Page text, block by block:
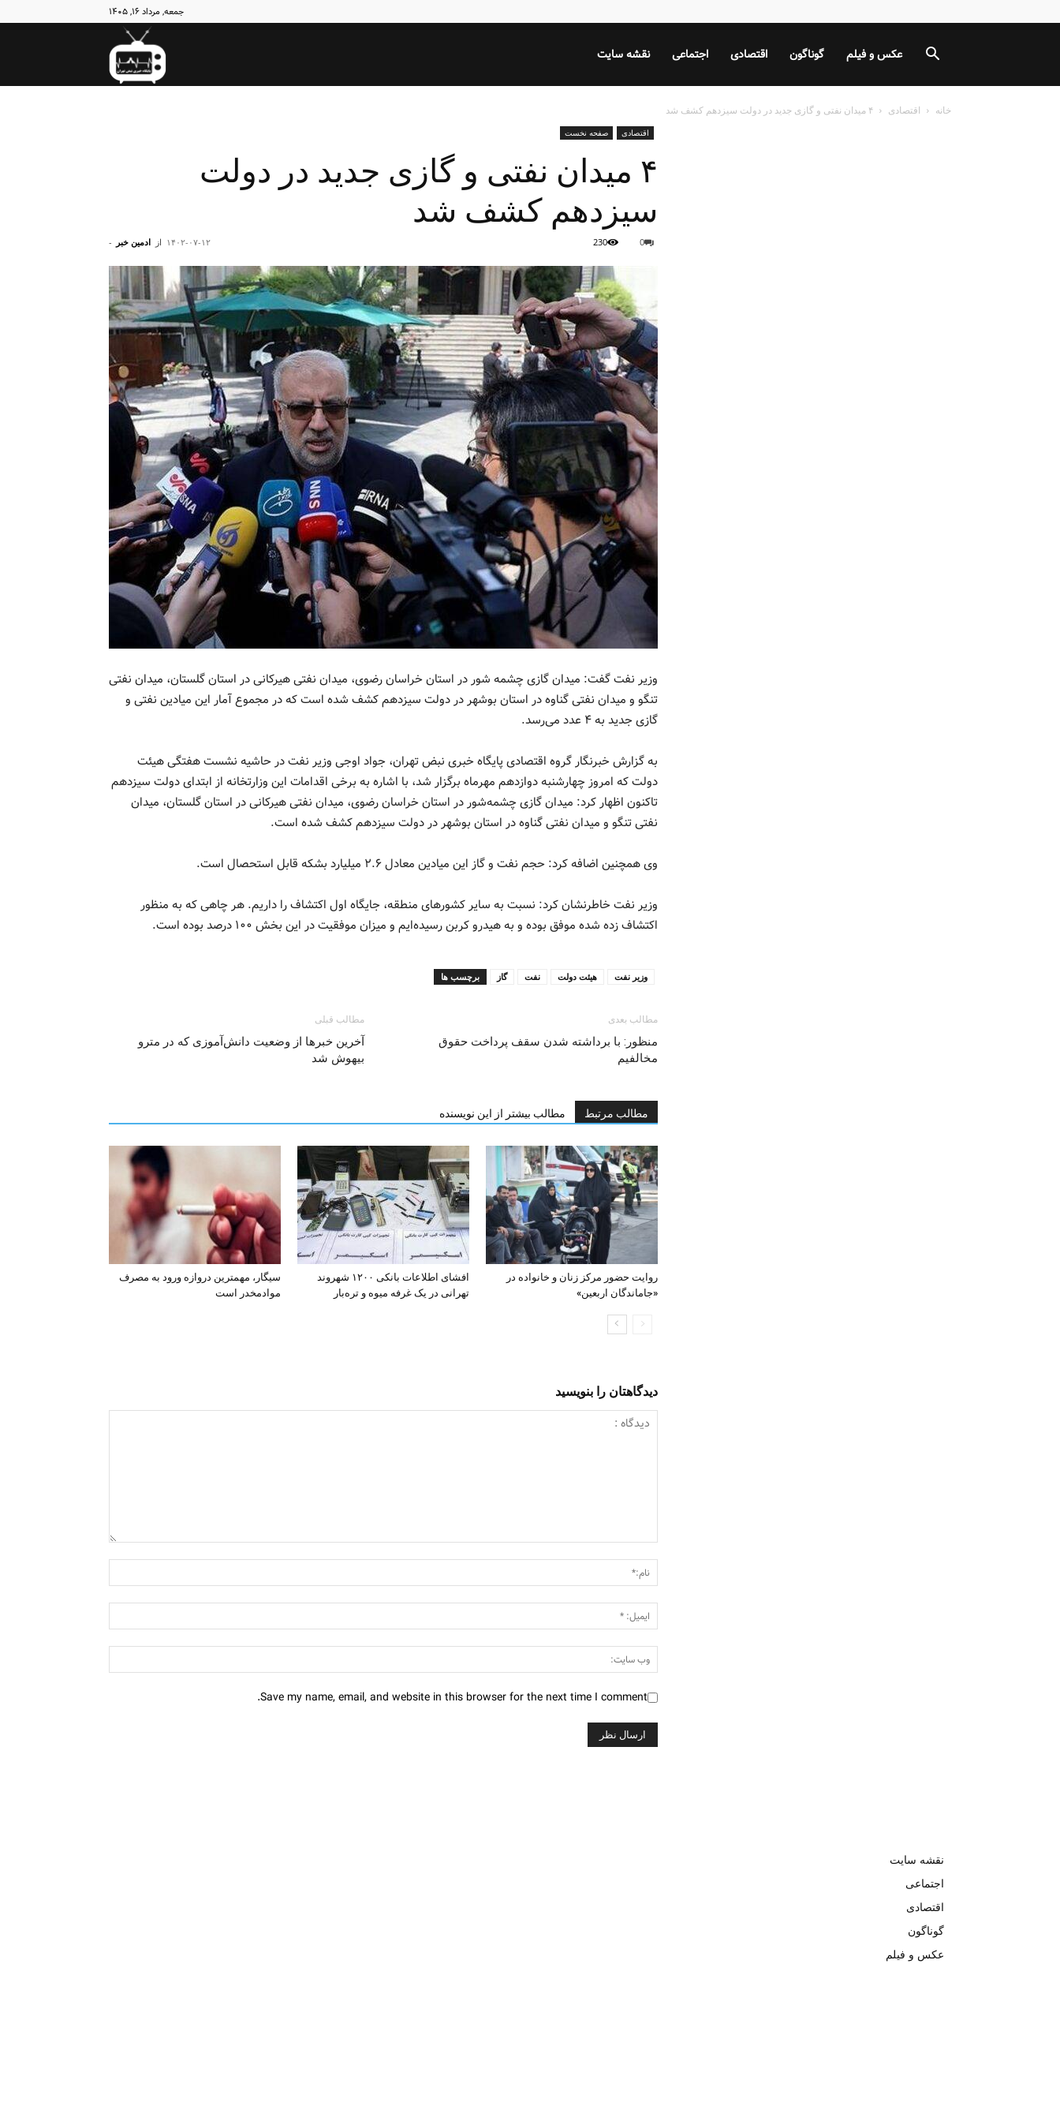
جمعه, مرداد ۱۶, ۱۴۰۵
نبض نقشه سایت اجتماعی اقتصادی گوناگون عکس و فیلم
خانه اقتصادی ۴ میدان نفتی و گازی جدید در دولت سیزدهم کشف شد
اقتصادی صفحه نخست
۴ میدان نفتی و گازی جدید در دولت
سیزدهم کشف شد
از ادمین خبر - ۱۴۰۲-۰۷-۱۲ 0
230
وزیر نفت گفت: میدان گازی چشمه‌ شور در استان خراسان رضوی، میدان نفتی هیرکانی در استان گلستان، میدان نفتی
تنگو و میدان نفتی گناوه در استان بوشهر در دولت سیزدهم کشف شده است که در مجموع آمار این میادین نفتی و
گازی جدید به ۴ عدد می‌رسد.
به گزارش خبرنگار گروه اقتصادی پایگاه خبری نبض تهران، جواد اوجی وزیر نفت در حاشیه نشست هفتگی هیئت
دولت که امروز چهارشنبه دوازدهم مهرماه برگزار شد، با اشاره به برخی اقدامات این وزارتخانه از ابتدای دولت سیزدهم
تاکنون اظهار کرد: میدان گازی چشمه‌شور در استان خراسان رضوی، میدان نفتی هیرکانی در استان گلستان، میدان
نفتی تنگو و میدان نفتی گناوه در استان بوشهر در دولت سیزدهم کشف شده است.
وی همچنین اضافه کرد: حجم نفت و گاز این میادین معادل ۲.۶ میلیارد بشکه قابل استحصال است.
وزیر نفت خاطرنشان کرد: نسبت به سایر کشورهای منطقه، جایگاه اول اکتشاف را داریم. هر چاهی که به منظور
اکتشاف زده شده موفق بوده و به هیدرو کربن رسیده‌ایم و میزان موفقیت در این بخش ۱۰۰ درصد بوده است.
برچسب ها گاز نفت هیئت دولت وزیر نفت
مطالب قبلی
آخرین خبرها از وضعیت دانش‌آموزی که در مترو
بیهوش شد
مطالب بعدی
منظور: با برداشته‌ شدن سقف پرداخت حقوق
مخالفیم
مطالب مرتبط مطالب بیشتر از این نویسنده
سیگار، مهمترین دروازه ورود به مصرف
موادمخدر است
افشای اطلاعات بانکی ۱۲۰۰ شهروند
تهرانی در یک غرفه میوه و تره‌بار
روایت حضور مرکز زنان و خانواده در
«جاماندگان اربعین»
دیدگاهتان را بنویسید
Save my name, email, and website in this browser for the next time I comment.
نقشه سایت
اجتماعی
اقتصادی
گوناگون
عکس و فیلم